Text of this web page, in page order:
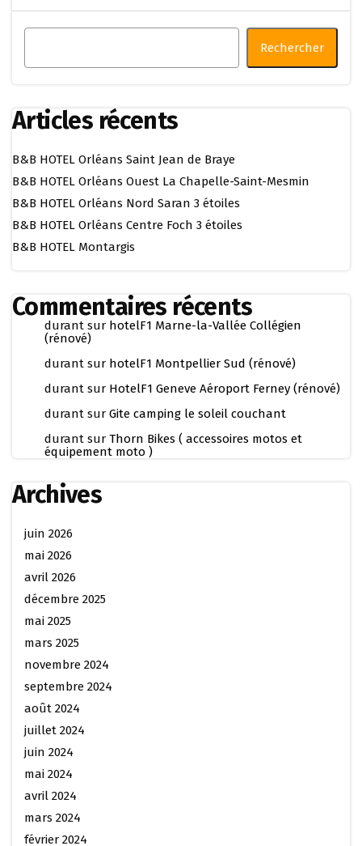
Rechercher
Articles récents
B&B HOTEL Orléans Saint Jean de Braye
B&B HOTEL Orléans Ouest La Chapelle-Saint-Mesmin
B&B HOTEL Orléans Nord Saran 3 étoiles
B&B HOTEL Orléans Centre Foch 3 étoiles
B&B HOTEL Montargis
Commentaires récents
durant sur hotelF1 Marne-la-Vallée Collégien
(rénové)
durant sur hotelF1 Montpellier Sud (rénové)
durant sur HotelF1 Geneve Aéroport Ferney (rénové)
durant sur Gite camping le soleil couchant
durant sur Thorn Bikes ( accessoires motos et
équipement moto )
Archives
juin 2026
mai 2026
avril 2026
décembre 2025
mai 2025
mars 2025
novembre 2024
septembre 2024
août 2024
juillet 2024
juin 2024
mai 2024
avril 2024
mars 2024
février 2024